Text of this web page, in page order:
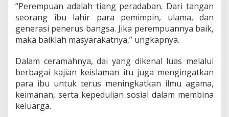
a
M
u
s
l
m
a
t
N
U
“Perempuan adalah tiang peradaban. Dari tangan
seorang ibu lahir para pemimpin, ulama, dan
generasi penerus bangsa. Jika perempuannya baik,
maka baiklah masyarakatnya,” ungkapnya.
Dalam ceramahnya, dai yang dikenal luas melalui
berbagai kajian keislaman itu juga mengingatkan
para ibu untuk terus meningkatkan ilmu agama,
keimanan, serta kepedulian sosial dalam membina
keluarga.